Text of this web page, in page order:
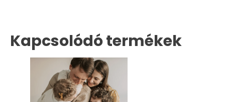
Kapcsolódó termékek